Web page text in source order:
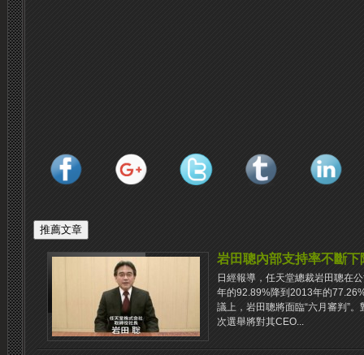
岩田聰內部支持率不斷下
日經報導，任天堂總裁岩田聰在
年的92.89%降到2013年的
議上，岩田聰將面臨“六月審判”
次選舉將對其CEO...